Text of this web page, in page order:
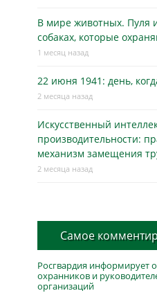
В мире животных. Пуля
собаках, которые
1 месяц назад
22 июня 1941: день,
2 месяца назад
Искусственный
производительности:
механизм замещения
2 месяца назад
Самое
Росгвардия информирует
охранников и
организаций